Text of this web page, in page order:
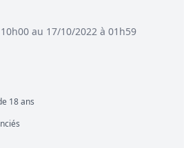
au 17/10/2022 à 01h59
18 ans